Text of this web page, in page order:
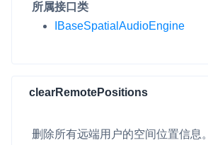
所属接口类
IBaseSpatialAudioEngine
clearRemotePositions
删除所有远端用户的空间位置信息。